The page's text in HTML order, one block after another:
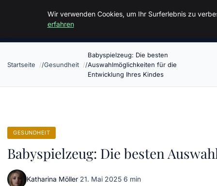
Malzminden
Startseite Gesundheit
Babyspielzeug: Die besten
Auswahlmöglichkeiten für die
Entwicklung Ihres Kindes
GESUNDHEIT
Babyspielzeug: Die besten
Katharina Möller·21. Mai 2025·6 min
Wir verwenden Cookies, um Ihr Surferlebnis zu
erfahren